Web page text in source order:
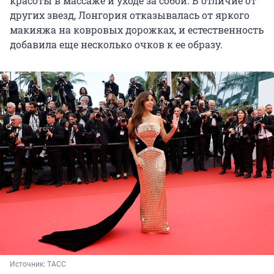
других звезд, Лонгория отказывалась от яркого
макияжа на ковровых дорожках, и естественность
добавила еще несколько очков к ее образу.
Источник: ТАСС